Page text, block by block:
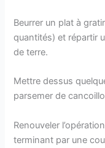
Beurrer un plat à
quantités) et répartir
de terre.
Mettre dessus
parsemer de
Renouveler
terminant par une